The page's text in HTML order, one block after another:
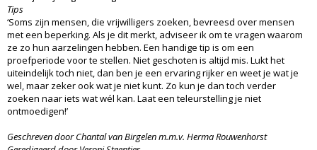
Tips
‘Soms zijn mensen, die vrijwilligers zoeken, bevreesd over mensen
met een beperking. Als je dit merkt, adviseer ik om te vragen waarom
ze zo hun aarzelingen hebben. Een handige tip is om een
proefperiode voor te stellen. Niet geschoten is altijd mis. Lukt het
uiteindelijk toch niet, dan ben je een ervaring rijker en weet je wat je
wel, maar zeker ook wat je niet kunt. Zo kun je dan toch verder
zoeken naar iets wat wél kan. Laat een teleurstelling je niet
ontmoedigen!’
Geschreven door Chantal van Birgelen m.m.v. Herma Rouwenhorst